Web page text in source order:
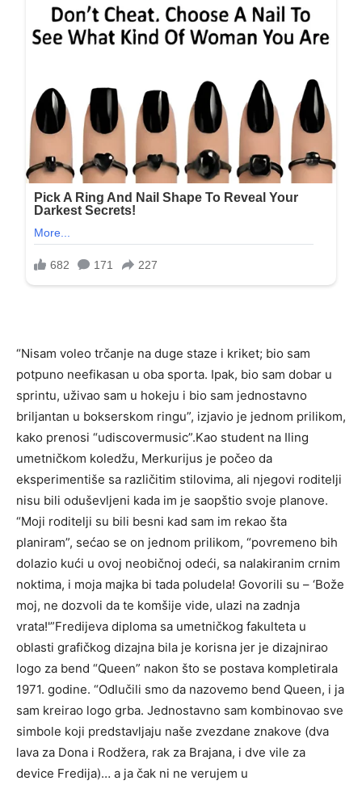
“Nisam voleo trčanje na duge staze i kriket; bio sam
potpuno neefikasan u oba sporta. Ipak, bio sam dobar u
sprintu, uživao sam u hokeju i bio sam jednostavno
briljantan u bokserskom ringu”, izjavio je jednom prilikom,
kako prenosi “udiscovermusic”.Kao student na Iling
umetničkom koledžu, Merkurijus je počeo da
eksperimentiše sa različitim stilovima, ali njegovi roditelji
nisu bili oduševljeni kada im je saopštio svoje planove.
“Moji roditelji su bili besni kad sam im rekao šta
planiram”, sećao se on jednom prilikom, “povremeno bih
dolazio kući u ovoj neobičnoj odeći, sa nalakiranim crnim
noktima, i moja majka bi tada poludela! Govorili su – ‘Bože
moj, ne dozvoli da te komšije vide, ulazi na zadnja
vrata!'”Fredijeva diploma sa umetničkog fakulteta u
oblasti grafičkog dizajna bila je korisna jer je dizajnirao
logo za bend “Queen” nakon što se postava kompletirala
1971. godine. “Odlučili smo da nazovemo bend Queen, i ja
sam kreirao logo grba. Jednostavno sam kombinovao sve
simbole koji predstavljaju naše zvezdane znakove (dva
lava za Dona i Rodžera, rak za Brajana, i dve vile za
device Fredija)… a ja čak ni ne verujem u